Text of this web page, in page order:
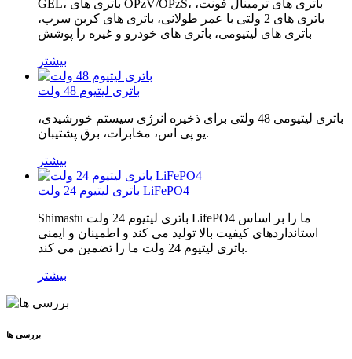
GEL، باتری های OPzV/OPzS، باتری های ترمینال فونت،
باتری های 2 ولتی با عمر طولانی، باتری های کربن سرب،
باتری های لیتیومی، باتری های خودرو و غیره را پوشش
بیشتر
باتری لیتیوم 48 ولت
باتری لیتیومی 48 ولتی برای ذخیره انرژی سیستم خورشیدی،
یو پی اس، مخابرات، برق پشتیبان.
بیشتر
باتری لیتیوم 24 ولت LiFePO4
Shimastu باتری لیتیوم 24 ولت LifePO4 ما را بر اساس
استانداردهای کیفیت بالا تولید می کند و اطمینان و ایمنی
باتری لیتیوم 24 ولت ما را تضمین می کند.
بیشتر
بررسی ها